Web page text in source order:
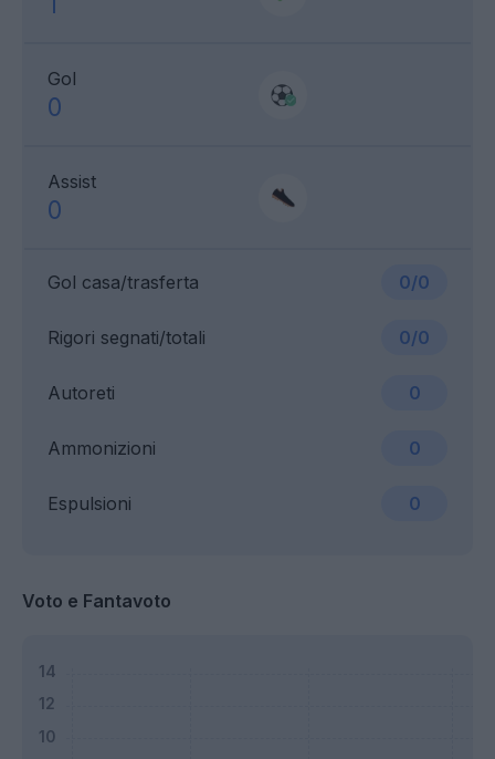
Gol
0
Assist
0
Gol casa/trasferta 0/0
Ammonizioni 0
Rigori segnati/totali 0/0
Espulsioni 0
Autoreti 0
Voto e Fantavoto